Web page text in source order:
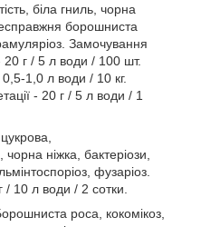
біла гниль, чорна
борошниста
Замочування
20 г / 5 л води / 100 шт.
1,0 л води / 10 кг.
- 20 г / 5 л води / 1
ніжка, бактеріози,
фузаріоз.
10 л води / 2 сотки.
роса, кокомікоз,